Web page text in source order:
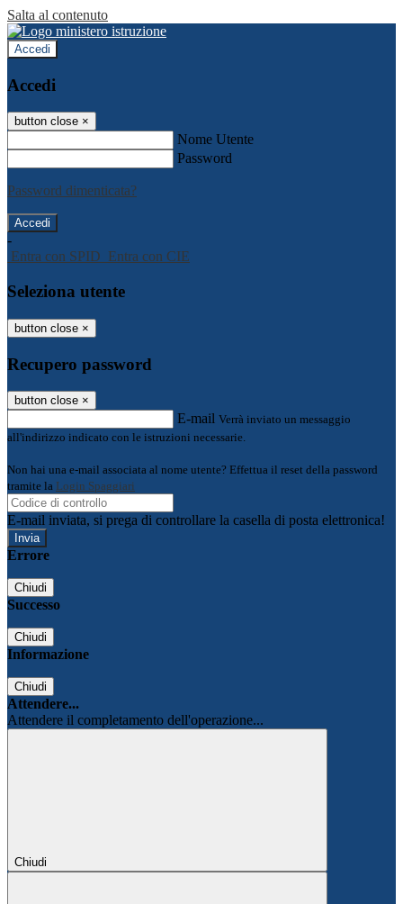
Salta al contenuto
Accedi
Accedi
button close ×
Nome Utente
Password
Password dimenticata?
-
Entra con SPID Entra con CIE
Seleziona utente
button close ×
Recupero password
button close ×
E-mail Verrà inviato un messaggio
all'indirizzo indicato con le istruzioni necessarie.
Non hai una e-mail associata al nome utente? Effettua il reset della password
tramite la Login Spaggiari
E-mail inviata, si prega di controllare la casella di posta elettronica!
Errore
Chiudi
Successo
Chiudi
Informazione
Chiudi
Attendere...
Attendere il completamento dell'operazione...
Chiudi